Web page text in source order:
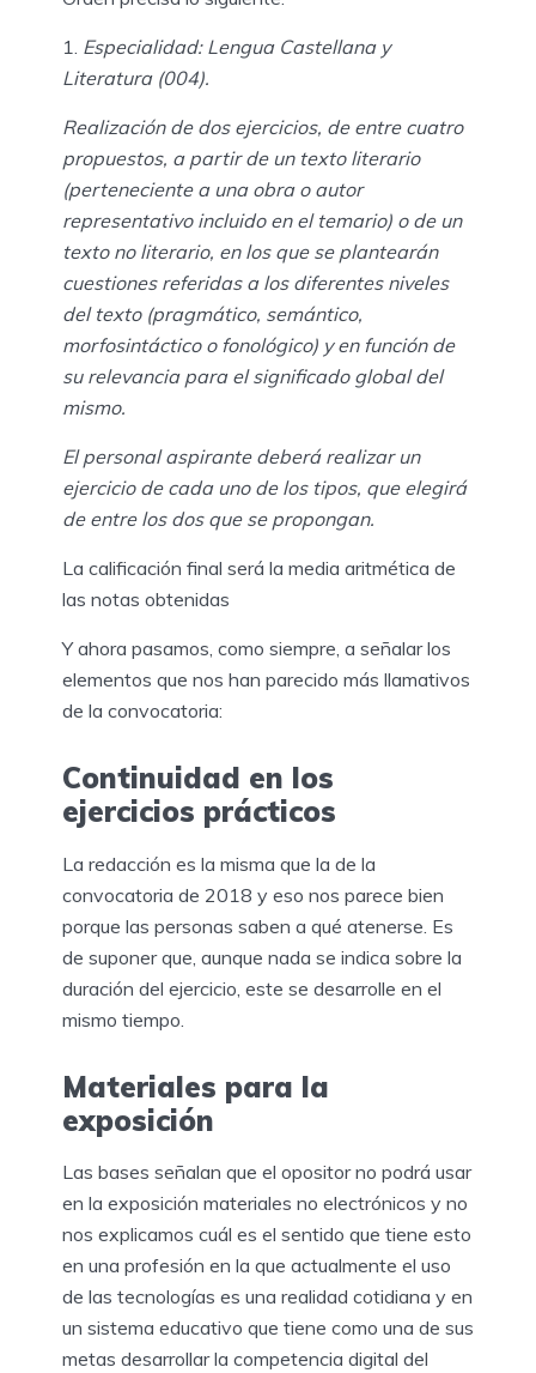
Especialidad: Lengua Castellana y
Literatura (004).
Realización de dos ejercicios, de entre cuatro
propuestos, a partir de un texto literario
(perteneciente a una obra o autor
representativo incluido en el temario) o de un
texto no literario, en los que se plantearán
cuestiones referidas a los diferentes niveles
del texto (pragmático, semántico,
morfosintáctico o fonológico) y en función de
su relevancia para el significado global del
mismo.
El personal aspirante deberá realizar un
ejercicio de cada uno de los tipos, que elegirá
de entre los dos que se propongan.
La calificación final será la media aritmética de
las notas obtenidas
Y ahora pasamos, como siempre, a señalar los
elementos que nos han parecido más llamativos
de la convocatoria:
Continuidad en los
ejercicios prácticos
La redacción es la misma que la de la
convocatoria de 2018 y eso nos parece bien
porque las personas saben a qué atenerse. Es
de suponer que, aunque nada se indica sobre la
duración del ejercicio, este se desarrolle en el
mismo tiempo.
Materiales para la
exposición
Las bases señalan que el opositor no podrá usar
en la exposición materiales no electrónicos y no
nos explicamos cuál es el sentido que tiene esto
en una profesión en la que actualmente el uso
de las tecnologías es una realidad cotidiana y en
un sistema educativo que tiene como una de sus
metas desarrollar la competencia digital del